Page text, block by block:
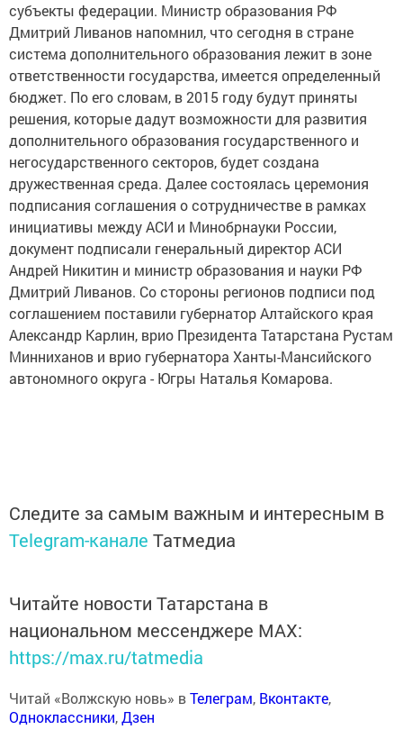
субъекты федерации. Министр образования РФ
Дмитрий Ливанов напомнил, что сегодня в стране
система дополнительного образования лежит в зоне
ответственности государства, имеется определенный
бюджет. По его словам, в 2015 году будут приняты
решения, которые дадут возможности для развития
дополнительного образования государственного и
негосударственного секторов, будет создана
дружественная среда. Далее состоялась церемония
подписания соглашения о сотрудничестве в рамках
инициативы между АСИ и Минобрнауки России,
документ подписали генеральный директор АСИ
Андрей Никитин и министр образования и науки РФ
Дмитрий Ливанов. Со стороны регионов подписи под
соглашением поставили губернатор Алтайского края
Александр Карлин, врио Президента Татарстана Рустам
Минниханов и врио губернатора Ханты-Мансийского
автономного округа - Югры Наталья Комарова.
Следите за самым важным и интересным в
Telegram-канале Татмедиа
Читайте новости Татарстана в
национальном мессенджере MАХ:
https://max.ru/tatmedia
Читай «Волжскую новь» вТелеграм, Вконтакте,
Одноклассники,Дзен